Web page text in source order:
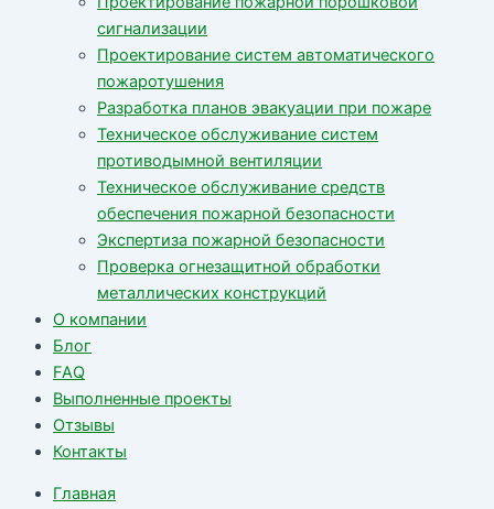
сигнализации
Проектирование систем автоматического
пожаротушения
Разработка планов эвакуации при пожаре
Техническое обслуживание систем
противодымной вентиляции
Техническое обслуживание средств
обеспечения пожарной безопасности
Экспертиза пожарной безопасности
Проверка огнезащитной обработки
металлических конструкций
О компании
Блог
FAQ
Выполненные проекты
Отзывы
Контакты
Главная